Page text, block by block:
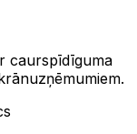
caurspīdīguma